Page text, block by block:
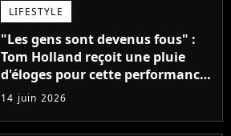
LIFESTYLE
"Les gens sont devenus fous" :
Tom Holland reçoit une pluie
d'éloges pour cette performance
qui n'a rien à voir avec Spider-
Man et L'Odyssée
14 juin 2026